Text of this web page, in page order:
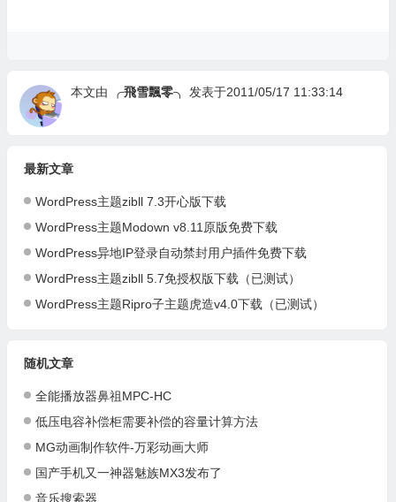
本文由 ╭飛雪飄零╮ 发表于2011/05/17 11:33:14
最新文章
WordPress主题zibll 7.3开心版下载
WordPress主题Modown v8.11原版免费下载
WordPress异地IP登录自动禁封用户插件免费下载
WordPress主题zibll 5.7免授权版下载（已测试）
WordPress主题Ripro子主题虎造v4.0下载（已测试）
随机文章
全能播放器鼻祖MPC-HC
低压电容补偿柜需要补偿的容量计算方法
MG动画制作软件-万彩动画大师
国产手机又一神器魅族MX3发布了
音乐搜索器